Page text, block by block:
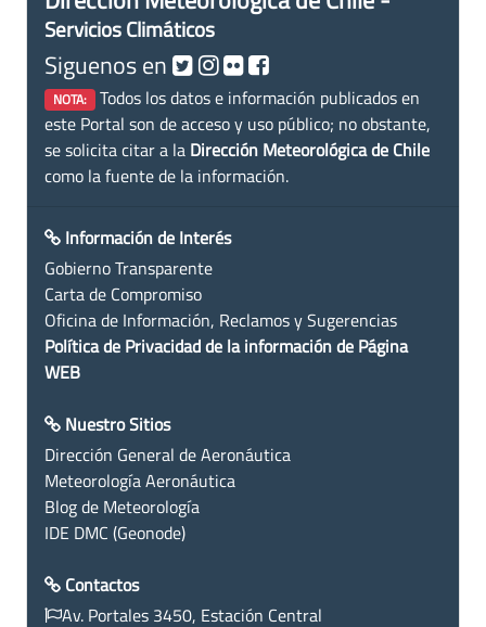
Servicios Climáticos
Siguenos en
NOTA: Todos los datos e información publicados en
este Portal son de acceso y uso público; no obstante,
se solicita citar a la Dirección Meteorológica de Chile
como la fuente de la información.
Información de Interés
Gobierno Transparente
Carta de Compromiso
Oficina de Información, Reclamos y Sugerencias
Política de Privacidad de la información de Página
WEB
Nuestro Sitios
Dirección General de Aeronáutica
Meteorología Aeronáutica
Blog de Meteorología
IDE DMC (Geonode)
Contactos
Av. Portales 3450, Estación Central